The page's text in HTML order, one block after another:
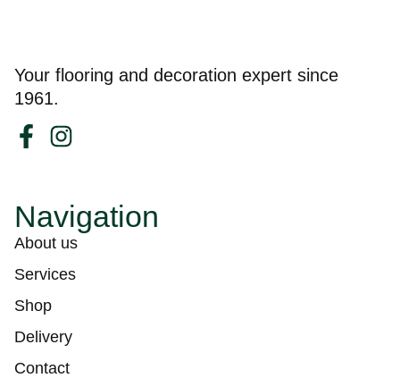
Your flooring and decoration expert since
1961.
Navigation
About us
Services
Shop
Delivery
Contact